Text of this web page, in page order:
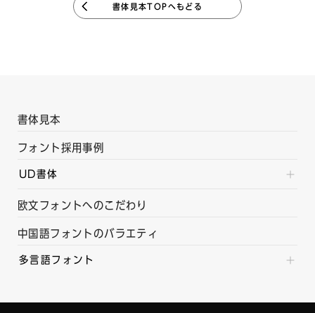
書体見本TOPへもどる
書体見本
フォント採用事例
UD書体
欧文フォントへのこだわり
中国語フォントのバラエティ
多言語フォント